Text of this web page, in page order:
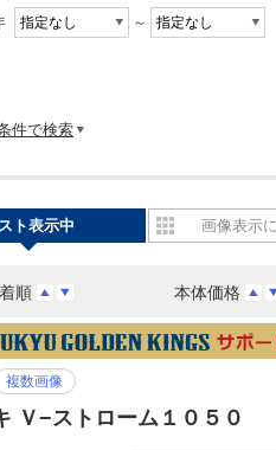
～
件で検索
順 本体価格
ト表示中 画像表示
複数画像
Ｖ−ストローム１０５０